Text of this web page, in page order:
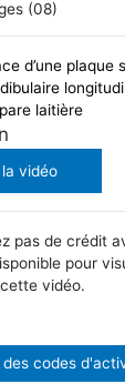
(08)
d’une plaque
laitière
vidéo
pas de crédit
pour
cette vidéo.
codes